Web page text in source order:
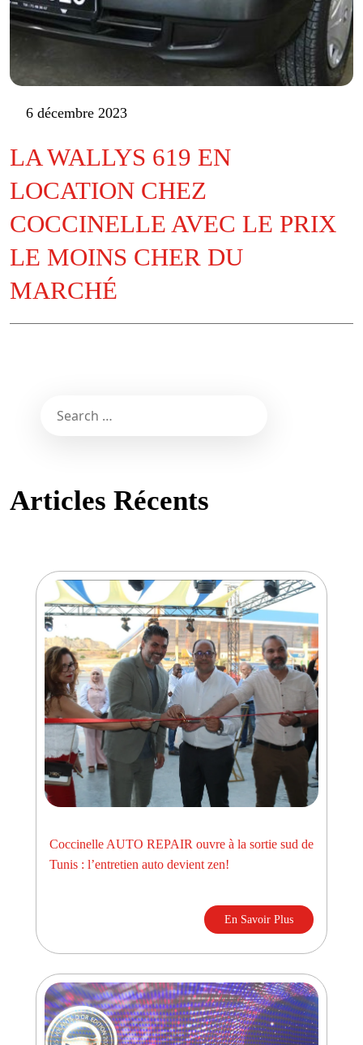
6 décembre 2023
LA WALLYS 619 EN
LOCATION CHEZ
COCCINELLE AVEC LE PRIX
LE MOINS CHER DU
MARCHÉ
Articles Récents
Coccinelle AUTO REPAIR ouvre à la sortie sud de
Tunis : l’entretien auto devient zen!
En Savoir Plus